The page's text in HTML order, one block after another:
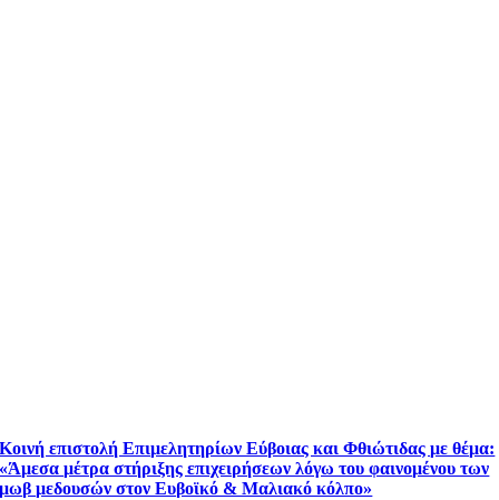
Κοινή επιστολή Επιμελητηρίων Εύβοιας και Φθιώτιδας με θέμα:
«Άμεσα μέτρα στήριξης επιχειρήσεων λόγω του φαινομένου των
μωβ μεδουσών στον Ευβοϊκό & Μαλιακό κόλπο»